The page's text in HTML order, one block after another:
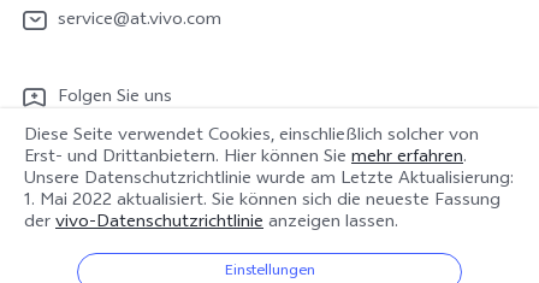
Log aktualisieren
LUTs für Log-Wiederherstellung
service@at.vivo.com
Folgen Sie uns
Österreich | Land/Region auswählen
Diese Seite verwendet Cookies, einschließlich solcher von
Erst- und Drittanbietern. Hier können Sie mehr erfahren.
Unsere Datenschutzrichtlinie wurde am Letzte Aktualisierung:
1. Mai 2022 aktualisiert. Sie können sich die neueste Fassung
dervivo-Datenschutzrichtlinieanzeigen lassen.
Einstellungen